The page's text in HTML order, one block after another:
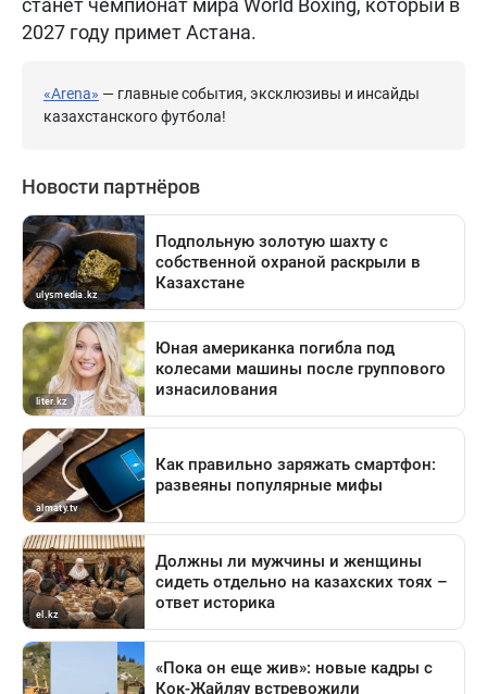
станет чемпионат мира World Boxing, который в
2027 году примет Астана.
«Arena» — главные события, эксклюзивы и инсайды
казахстанского футбола!